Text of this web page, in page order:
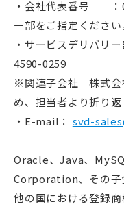
・会社代表番号 ：
ー部をご指定ください
・サービスデリバリ
4590-0259
※関連子会社 株式会
め、担当者より折り返
・E-mail： svd-
Oracle、Java、
Corporation、その子
他の国における登録